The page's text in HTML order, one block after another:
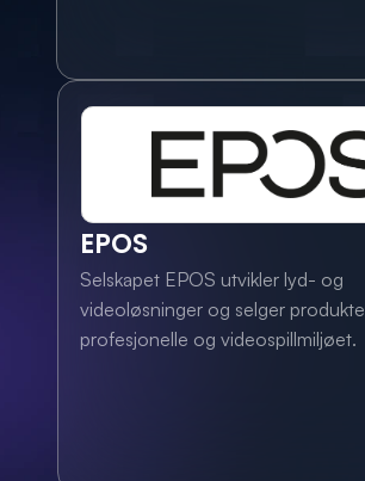
EPOS
Selskapet EPOS utvikler lyd- og
videoløsninger og selger
profesjonelle og videospillmiljøet.